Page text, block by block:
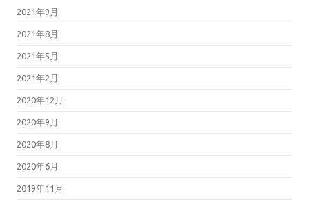
2021年9月
2021年8月
2021年5月
2021年2月
2020年12月
2020年9月
2020年8月
2020年6月
2019年11月